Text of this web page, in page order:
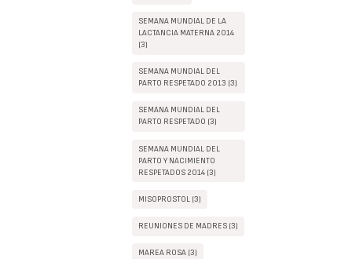
SEMANA MUNDIAL DE LA
LACTANCIA MATERNA 2014
(3)
SEMANA MUNDIAL DEL
PARTO RESPETADO 2013 (3)
SEMANA MUNDIAL DEL
PARTO RESPETADO (3)
SEMANA MUNDIAL DEL
PARTO Y NACIMIENTO
RESPETADOS 2014 (3)
MISOPROSTOL (3)
REUNIONES DE MADRES (3)
MAREA ROSA (3)